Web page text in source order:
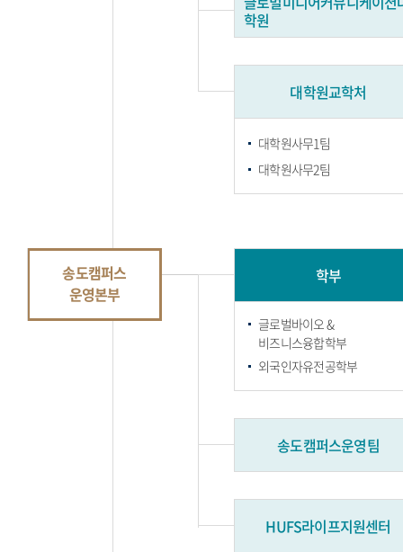
학원
대학원교학처
대학원사무1팀
대학원사무2팀
송도캠퍼스
운영본부
학부
글로벌바이오 &
비즈니스융합학부
외국인자유전공학부
송도캠퍼스운영팀
HUFS라이프지원센터